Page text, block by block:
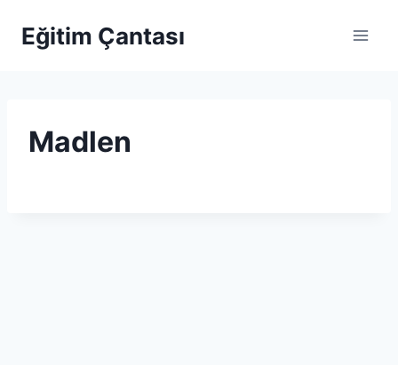
Eğitim Çantası
Madlen